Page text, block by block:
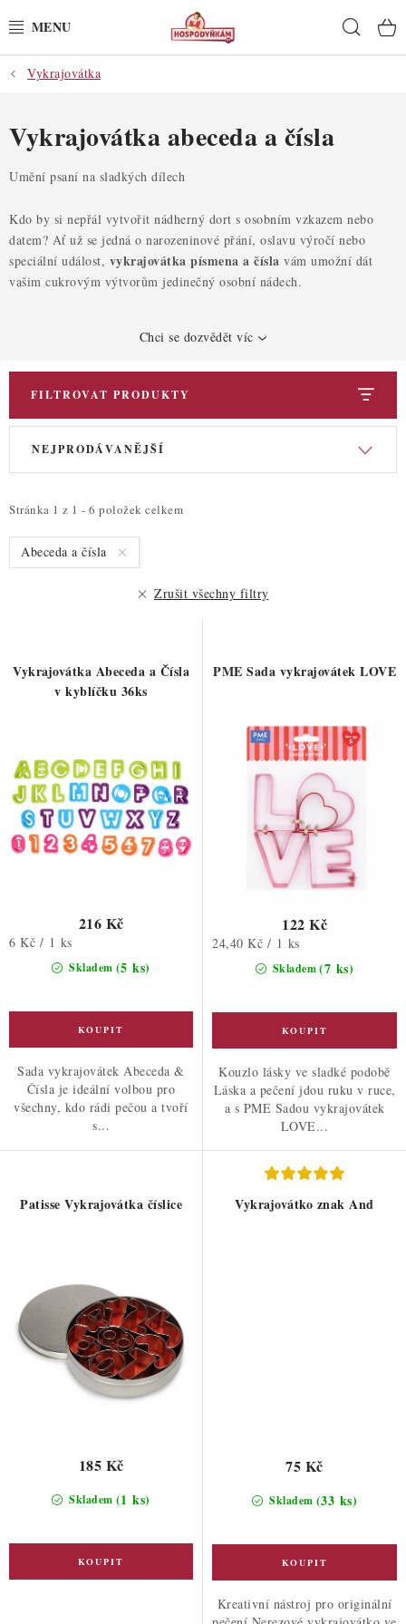
na
POTŘEBY
POMŮCKY
SUROVINY
DEKORACE
PRO OSLAVY
DÁRKOVÉ POUKAZY
TÉMATICKÉ PRODUKTY
PROFI BALENÍ
Nepřevzetí zásilky na dobírku
Moje objednávka
Vykrajovátka
Vykrajovátka abeceda a čísla
Umění psaní na sladkých dílech
Kdo by si nepřál vytvořit nádherný dort s osobním vzkazem nebo
datem? Ať už se jedná o narozeninové přání, oslavu výročí nebo
speciální událost, vykrajovátka písmena a čísla vám umožní dát
vašim cukrovým výtvorům jedinečný osobní nádech.
Chci se dozvědět víc
FILTROVAT PRODUKTY
V
i
s
p
u
Stránka 1 z 1 - 6 položek celkem
Ř
e
n
í
d
ů
NEJPRODÁVANĚJŠÍ
Abeceda a čísla
Zrušit všechny filtry
Vykrajovátka Abeceda a Čísla
v kyblíčku 36ks
Skladem (5 ks)
216 Kč
Měrná
6 Kč / 1 ks
Sada vykrajovátek Abeceda &
Čísla je ideální volbou pro
všechny, kdo rádi pečou a tvoří
s...
PME Sada vykrajovátek LOVE
Skladem(7 ks)
122 Kč
Měrná
24,40 Kč / 1 ks
Kouzlo lásky ve sladké podobě
Láska a pečení jdou ruku v ruce,
a s PME Sadou vykrajovátek
LOVE...
Patisse Vykrajovátka číslice
Skladem (1 ks)
185 Kč
Vykrajovátko znak And
Skladem (33 ks)
75 Kč
Kreativní nástroj pro originální